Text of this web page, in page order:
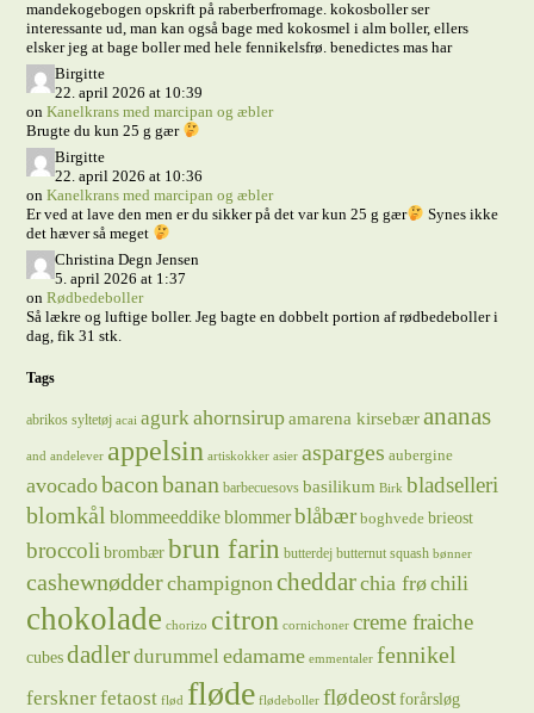
mandekogebogen opskrift på raberberfromage. kokosboller ser
interessante ud, man kan også bage med kokosmel i alm boller, ellers
elsker jeg at bage boller med hele fennikelsfrø. benedictes mas har
Birgitte
22. april 2026 at 10:39
onKanelkrans med marcipan og æbler
Brugte du kun 25 g gær
Birgitte
22. april 2026 at 10:36
onKanelkrans med marcipan og æbler
Er ved at lave den men er du sikker på det var kun 25 g gær
Synes ikke
det hæver så meget
Christina Degn Jensen
5. april 2026 at 1:37
onRødbedeboller
Så lækre og luftige boller. Jeg bagte en dobbelt portion af rødbedeboller i
dag, fik 31 stk.
Tags
abrikos syltetøj acai agurkahornsirupamarena kirsebærananas
and andelever appelsin artiskokker asier asparges aubergine
avocadobaconbanan barbecuesovs basilikum Birk bladselleri
blomkål blommeeddikeblommerblåbær boghvede brieost
broccoli brombær brun farin butterdej butternut squash bønner
cashewnødderchampignoncheddarchia frøchili
chokolade chorizo citron cornichoner creme fraiche
cubes dadlerdurummeledamame emmentaler fennikel
fersknerfetaost flød fløde flødeboller flødeost forårsløg